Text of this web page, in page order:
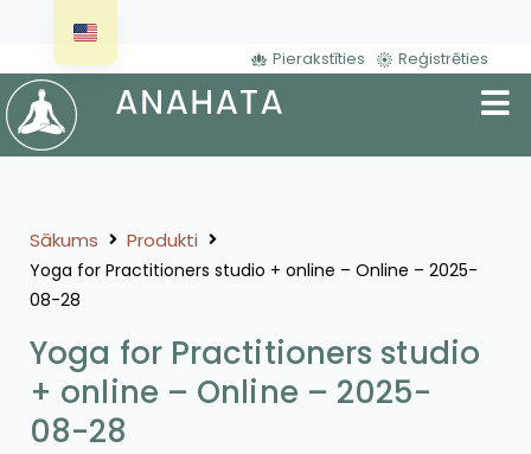
Pierakstīties Reģistrēties
Sākums Produkti
Yoga for Practitioners studio + online – Online – 2025-
08-28
Yoga for Practitioners studio
+ online – Online – 2025-
08-28